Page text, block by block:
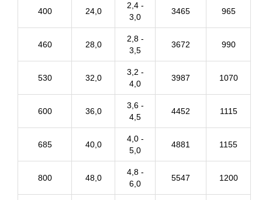
400 24,0
2,4 -
3,0
3465 965
460 28,0
2,8 -
3,5
3672 990
530 32,0
3,2 -
4,0
3987 1070
600 36,0
3,6 -
4,5
4452 1115
685 40,0
4,0 -
5,0
4881 1155
800 48,0
4,8 -
6,0
5547 1200